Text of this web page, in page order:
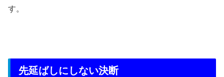
す。
先延ばしにしない決断